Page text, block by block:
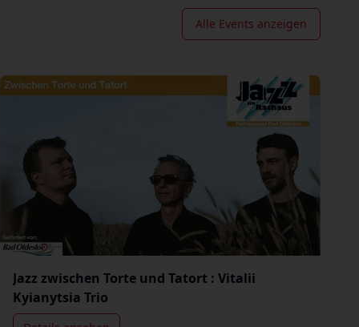
Alle Events anzeigen
Jazz zwischen Torte und Tatort : Vitalii
Kyianytsia Trio